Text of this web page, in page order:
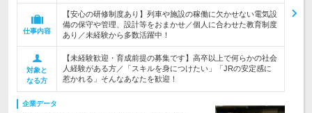
仕事内容
【安心の研修制度あり】列車や施設の稼働に欠かせない電気設
備の保守や管理、設計等をおまかせ／個人に合わせた教育制度
あり／未経験から多数活躍中！
対象と
なる方
【未経験歓迎・育成前提の募集です】高卒以上で何らかの社会
人経験がある方／「スキルを身につけたい」「JRの安定感に
惹かれる」そんなあなたを歓迎！
企業データ